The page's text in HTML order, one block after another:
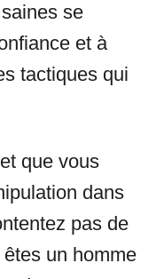
se
et à
tactiques qui
que vous
dans
pas de
un homme